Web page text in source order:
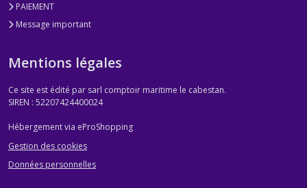
PAIEMENT
Message important
Mentions légales
Ce site est édité par sarl comptoir maritime le cabestan.
SIREN : 52207424400024
Hébergement via eProShopping
Gestion des cookies
Données personnelles